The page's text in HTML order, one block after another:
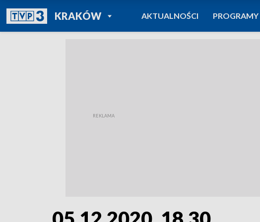
KRAKÓWPOWRÓT DO
TVP REGIONY
AKTUALNOŚCI PROGRAMY